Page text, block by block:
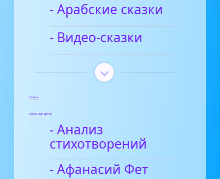
- Арабские сказки
- Видео-сказки
Статьи
Стихи для детей
- Анализ
стихотворений
- Афанасий Фет